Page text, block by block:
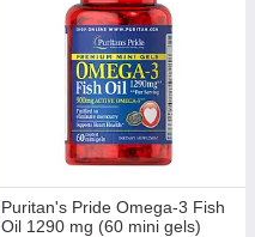
Puritan's Pride Omega-3 Fish
Oil 1290 mg (60 mini gels)